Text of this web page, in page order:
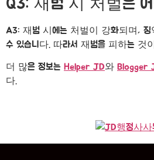
Q3: 재범 시 처벌은
A3: 재범 시에는 처벌이 강화되며,
수 있습니다. 따라서 재범을 피하는 것
더 많은 정보는 Helper JD와 Blogger
다.